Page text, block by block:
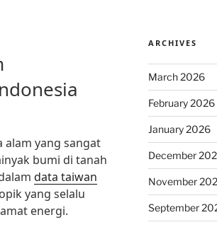
alam yang sangat
bumi di tanah
data taiwan
yang selalu
energi.
ARCHIVES
March 2026
February 2026
January 2026
December
November
September